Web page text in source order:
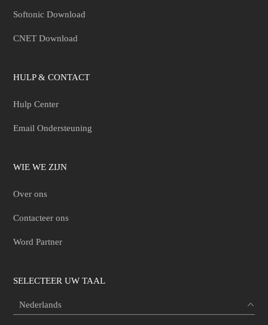
Softonic Download
CNET Download
HULP & CONTACT
Hulp Center
Email Ondersteuning
WIE WE ZIJN
Over ons
Contacteer ons
Word Partner
SELECTEER UW TAAL